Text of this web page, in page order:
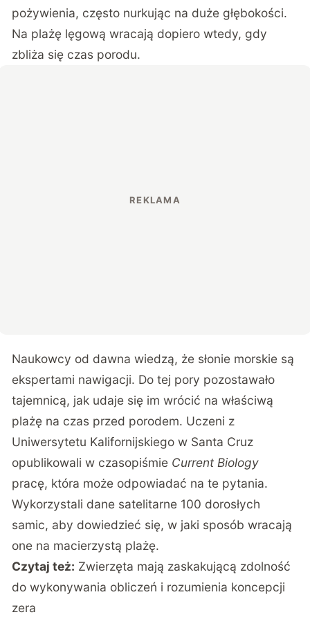
pożywienia, często nurkując na duże głębokości.
Na plażę lęgową wracają dopiero wtedy, gdy
zbliża się czas porodu.
Naukowcy od dawna wiedzą, że słonie morskie są
ekspertami nawigacji. Do tej pory pozostawało
tajemnicą, jak udaje się im wrócić na właściwą
plażę na czas przed porodem. Uczeni z
Uniwersytetu Kalifornijskiego w Santa Cruz
opublikowali w czasopiśmie Current Biology
pracę, która może odpowiadać na te pytania.
Wykorzystali dane satelitarne 100 dorosłych
samic, aby dowiedzieć się, w jaki sposób wracają
one na macierzystą plażę.
Czytaj też: Zwierzęta mają zaskakującą zdolność
do wykonywania obliczeń i rozumienia koncepcji
zera